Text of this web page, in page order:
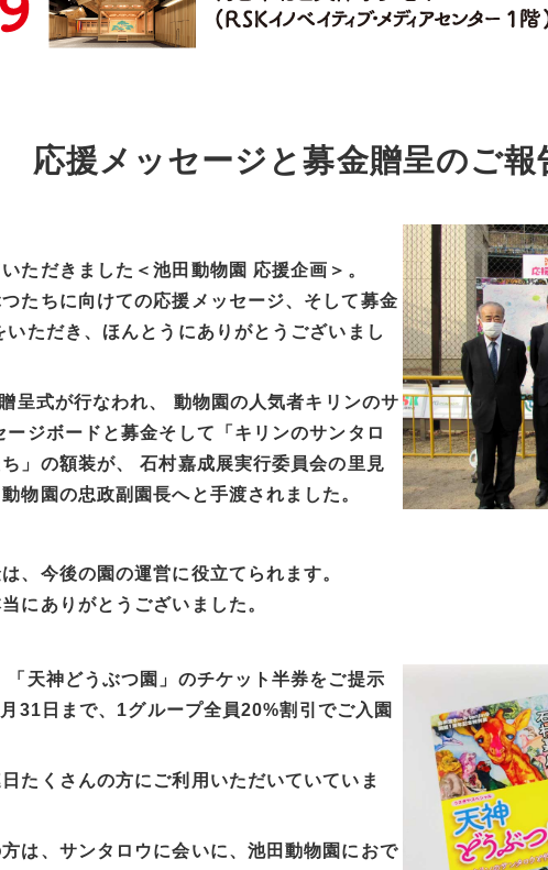
応援メッセージと募金贈呈のご報
ただきました＜池田動物園 応援企画＞。
たちに向けての応援メッセージ、そして募金
ただき、ほんとうにありがとうございまし
呈式が行なわれ、 動物園の人気者キリンのサ
ージボードと募金そして「キリンのサンタロ
」の額装が、 石村嘉成展実行委員会の里見
物園の忠政副園長へと手渡されました。
、今後の園の運営に役立てられます。
にありがとうございました。
天神どうぶつ園」のチケット半券をご提示
31日まで、1グループ全員20%割引でご入園
たくさんの方にご利用いただいていていま
は、サンタロウに会いに、池田動物園におで